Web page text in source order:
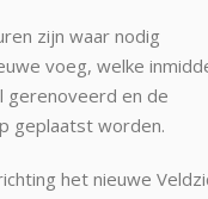
zijn waar nodig
voeg, welke
gerenoveerd en de
geplaatst worden.
het nieuwe